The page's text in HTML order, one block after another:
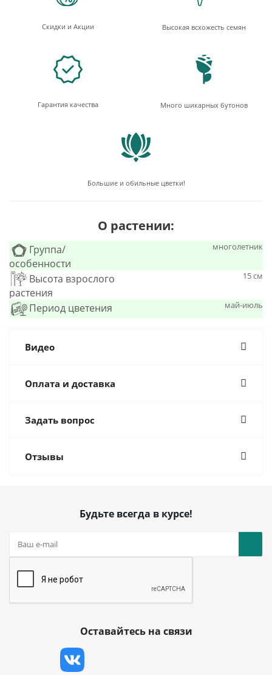
Скидки и Акции Высокая всхожесть семян
Гарантия качества Много шикарных бутонов
Большие и обильные цветки!
О растении:
Группа/
особенности
многолетник
Высота взрослого
растения
15 см
Период цветения май-июль
Видео
Оплата и доставка
Задать вопрос
Отзывы
Будьте всегда в курсе!
Оставайтесь на связи